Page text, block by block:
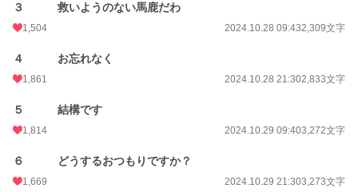
2,414
文字数
初回公開日時
週間ポイント 210 pt (24,275 位)
月間ポイント
３ 救いようのない馬鹿だわ
1,504 2024.10.28 09:432,309文字
４ お忘れなく
1,861 2024.10.28 21:302,833文字
５ 結構です
1,814 2024.10.29 09:403,272文字
６ どうするおつもりですか？
1,669 2024.10.29 21:303,273文字